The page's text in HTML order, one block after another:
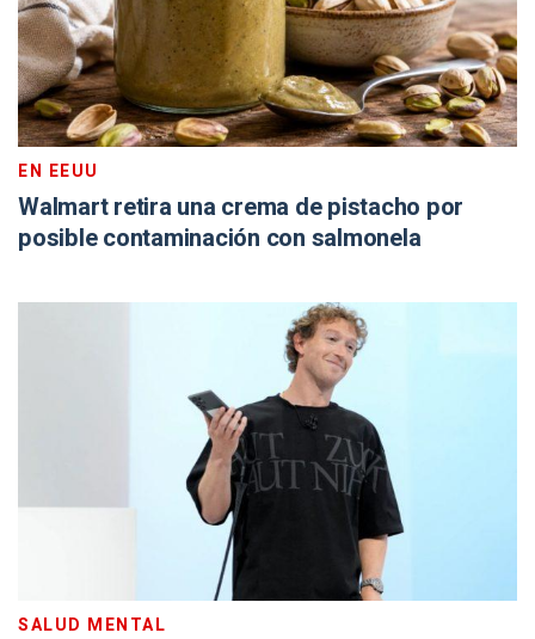
EN EEUU
Walmart retira una crema de pistacho por
posible contaminación con salmonela
SALUD MENTAL